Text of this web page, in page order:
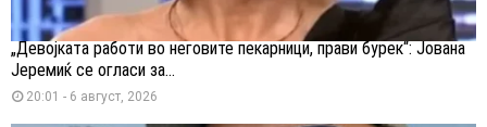
„Девојката работи во неговите пекарници, прави бурек“: Јована
Јеремиќ се огласи за...
20:01 - 6 август, 2026